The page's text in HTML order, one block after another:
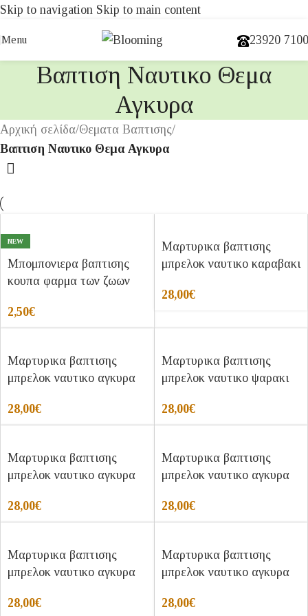
Skip to navigation Skip to main content
Menu 23920
Βαπτιση Ναυτικο Θεμα
Αγκυρα
Αρχική σελίδα/Θεματα Βαπτισης/
Βαπτιση Ναυτικο Θεμα Αγκυρα
NEW
Μπομπονιερα βαπτισης
κουπα φαρμα των ζωων
2,50€
Μαρτυρικα βαπτισης
μπρελοκ ναυτικο καραβακι
28,00€
Μαρτυρικα βαπτισης
μπρελοκ ναυτικο αγκυρα
28,00€
Μαρτυρικα βαπτισης
μπρελοκ ναυτικο ψαρακι
28,00€
Μαρτυρικα βαπτισης
μπρελοκ ναυτικο αγκυρα
28,00€
Μαρτυρικα βαπτισης
μπρελοκ ναυτικο αγκυρα
28,00€
Μαρτυρικα βαπτισης
μπρελοκ ναυτικο αγκυρα
28,00€
Μαρτυρικα βαπτισης
μπρελοκ ναυτικο αγκυρα
28,00€